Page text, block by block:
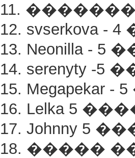
11.
12. svserkova
13. Neonilla -
14. serenyty -
15.
16. Lelka 5
17. Johnny 5
18. �����